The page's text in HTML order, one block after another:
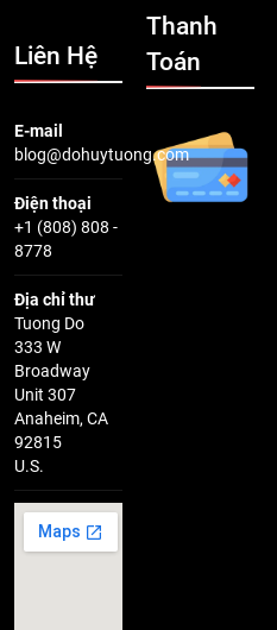
Liên Hệ
E-mail
blog@dohuytuong.com
Điện thoại
+1 (808) 808 -
8778
Địa chỉ thư
Tuong Do
333 W
Broadway
Unit 307
Anaheim, CA
92815
U.S.
Thanh
Toán